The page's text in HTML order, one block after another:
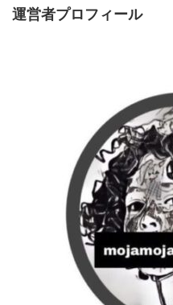
運営者プロフィール